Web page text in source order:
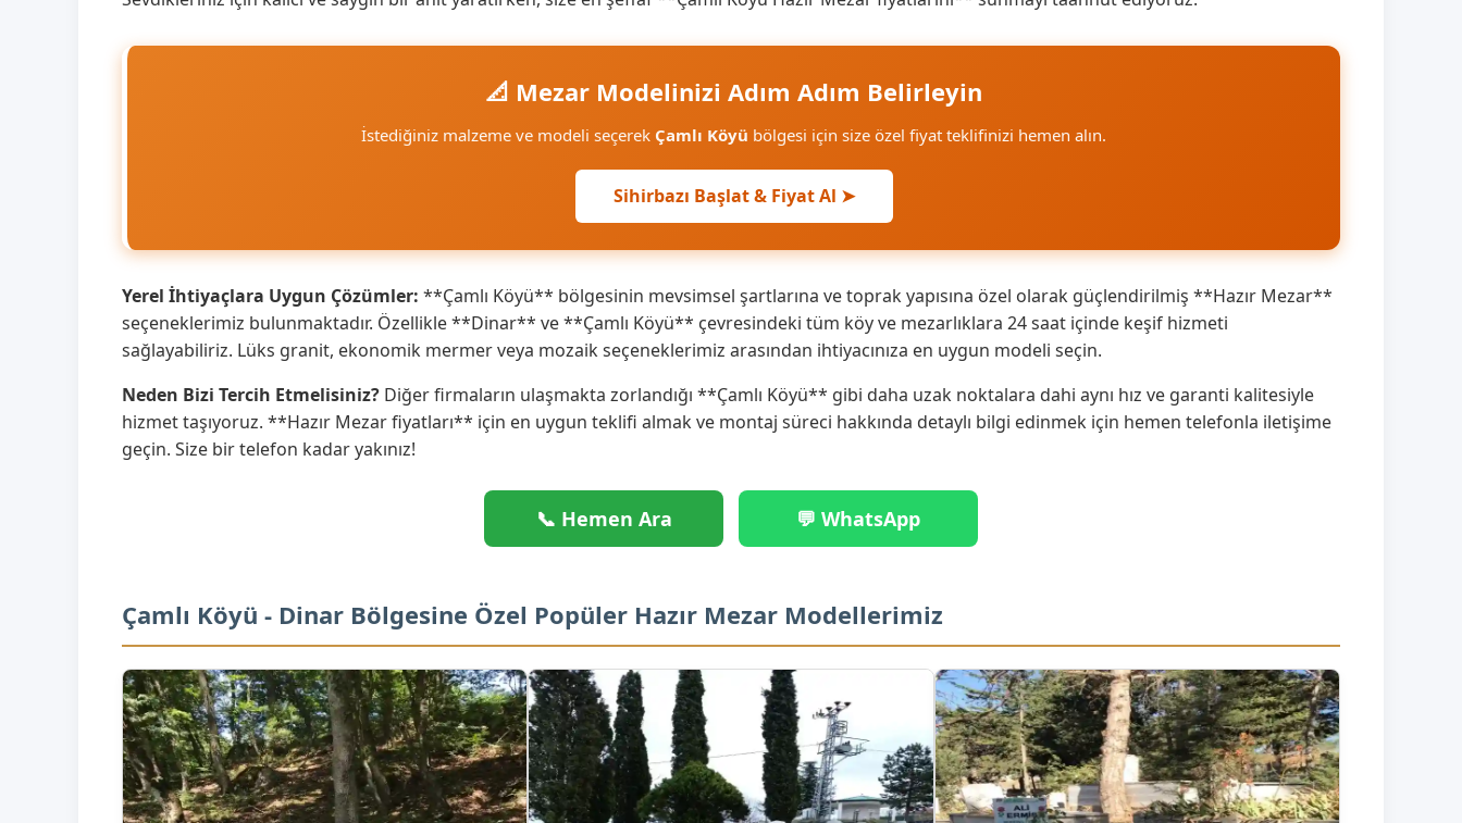
📐 Mezar Modelinizi Adım Adım Belirleyin
İstediğiniz malzeme ve modeli seçerek Çamlı Köyü bölgesi için size özel fiyat teklifinizi hemen alın.
Sihirbazı Başlat & Fiyat Al ➤
Yerel İhtiyaçlara Uygun Çözümler: **Çamlı Köyü** bölgesinin mevsimsel şartlarına ve toprak yapısına özel olarak güçlendirilmiş **Hazır Mezar**
seçeneklerimiz bulunmaktadır. Özellikle **Dinar** ve **Çamlı Köyü** çevresindeki tüm köy ve mezarlıklara 24 saat içinde keşif hizmeti
sağlayabiliriz. Lüks granit, ekonomik mermer veya mozaik seçeneklerimiz arasından ihtiyacınıza en uygun modeli seçin.
Neden Bizi Tercih Etmelisiniz? Diğer firmaların ulaşmakta zorlandığı **Çamlı Köyü** gibi daha uzak noktalara dahi aynı hız ve garanti kalitesiyle
hizmet taşıyoruz. **Hazır Mezar fiyatları** için en uygun teklifi almak ve montaj süreci hakkında detaylı bilgi edinmek için hemen telefonla iletişime
geçin. Size bir telefon kadar yakınız!
📞 Hemen Ara 💬 WhatsApp
Çamlı Köyü - Dinar Bölgesine Özel Popüler Hazır Mezar Modellerimiz